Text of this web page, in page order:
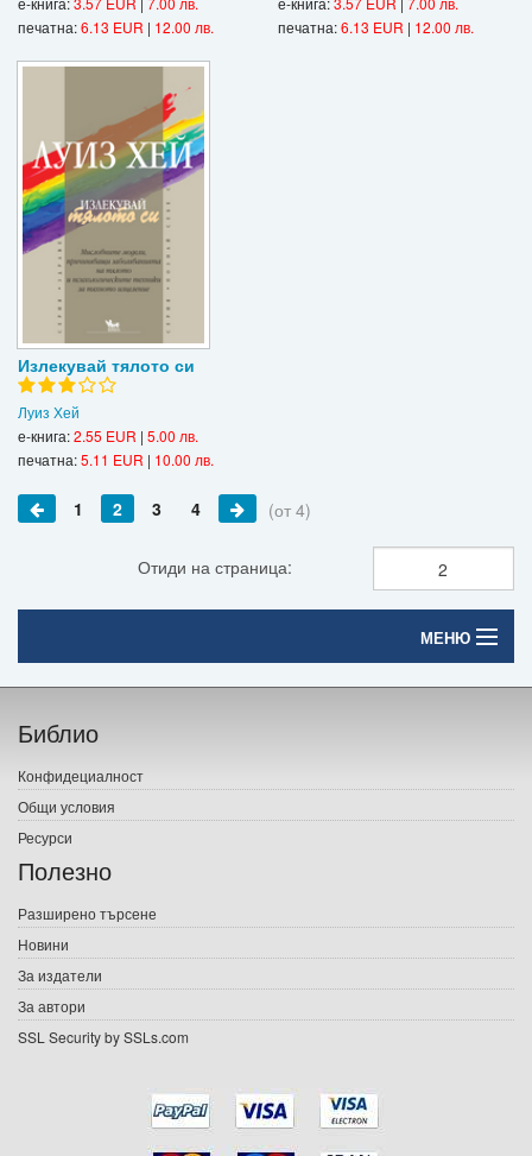
печатна:6.13 EUR | 12.00 лв.
печатна:6.13 EUR | 12.00 лв.
Излекувай тялото си
Луиз Хей
е-книга:2.55 EUR | 5.00 лв.
печатна:5.11 EUR | 10.00 лв.
1 2 3 4 (от 4)
Отиди на страница:
МЕНЮ
Начало
Печатни книги
Електронни книги
Е-списания
Подаръци
Ваучери
Библио
Конфидециалност
Общи условия
Ресурси
Полезно
Разширено търсене
Новини
За издатели
За автори
SSL Security by SSLs.com